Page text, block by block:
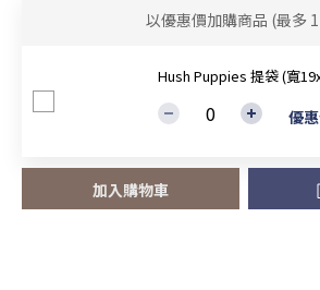
以優惠價加購商品 (最多
Hush Puppies 提袋 (寬
優
加入購物車